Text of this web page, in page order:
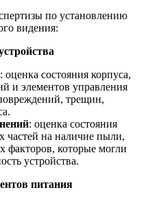
по установлению
видения:
: оценка состояния корпуса,
и элементов управления
трещин,
: оценка состояния
частей на наличие пыли,
которые могли
устройства.
питания